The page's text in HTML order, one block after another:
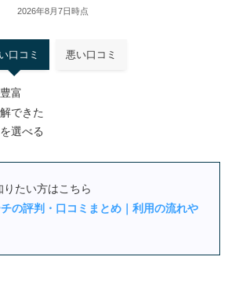
2026年8月7日時点
口コミ 悪い口コミ
富
できた
選べる
たい方はこちら
の評判・口コミまとめ｜利用の流れや